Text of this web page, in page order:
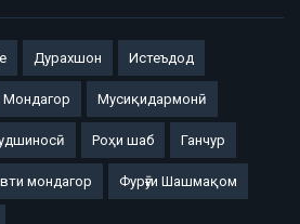
Дурахшон Истеъдод
Мондагор Мусиқидармонӣ
Роҳи шаб Ганчур
мондагор Фурӯғи Шашмақом